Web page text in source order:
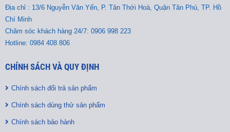
Địa chỉ : 13/6 Nguyễn Văn Yến, P. Tân Thới Hoà, Quận Tân Phú, TP. Hồ
Chí Minh
Chăm sóc khách hàng 24/7: 0906 998 223
Hotline: 0984 408 806
CHÍNH SÁCH VÀ QUY ĐỊNH
Chính sách đổi trả sản phẩm
Chính sách dùng thử sản phẩm
Chính sách bảo hành